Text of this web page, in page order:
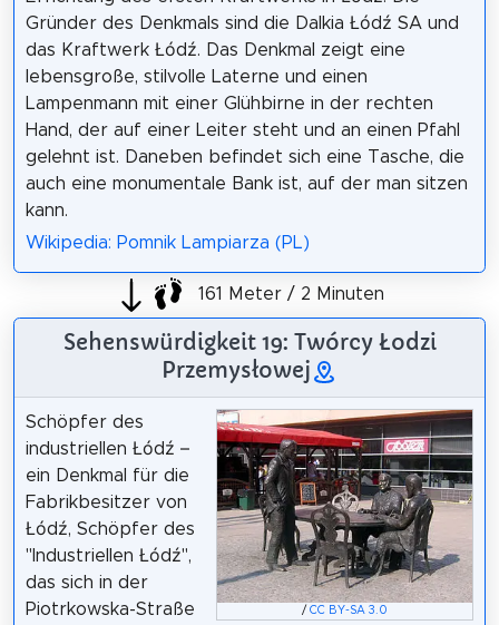
Gründer des Denkmals sind die Dalkia Łódź SA und
das Kraftwerk Łódź. Das Denkmal zeigt eine
lebensgroße, stilvolle Laterne und einen
Lampenmann mit einer Glühbirne in der rechten
Hand, der auf einer Leiter steht und an einen Pfahl
gelehnt ist. Daneben befindet sich eine Tasche, die
auch eine monumentale Bank ist, auf der man sitzen
kann.
Wikipedia: Pomnik Lampiarza (PL)
161 Meter / 2 Minuten
Sehenswürdigkeit 19: Twórcy Łodzi
Przemysłowej
/CC BY-SA 3.0
Schöpfer des
industriellen Łódź –
ein Denkmal für die
Fabrikbesitzer von
Łódź, Schöpfer des
"Industriellen Łódź",
das sich in der
Piotrkowska-Straße